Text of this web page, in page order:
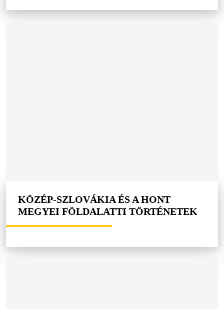
KÖZÉP-SZLOVÁKIA ÉS A HONT
MEGYEI FÖLDALATTI TÖRTÉNETEK